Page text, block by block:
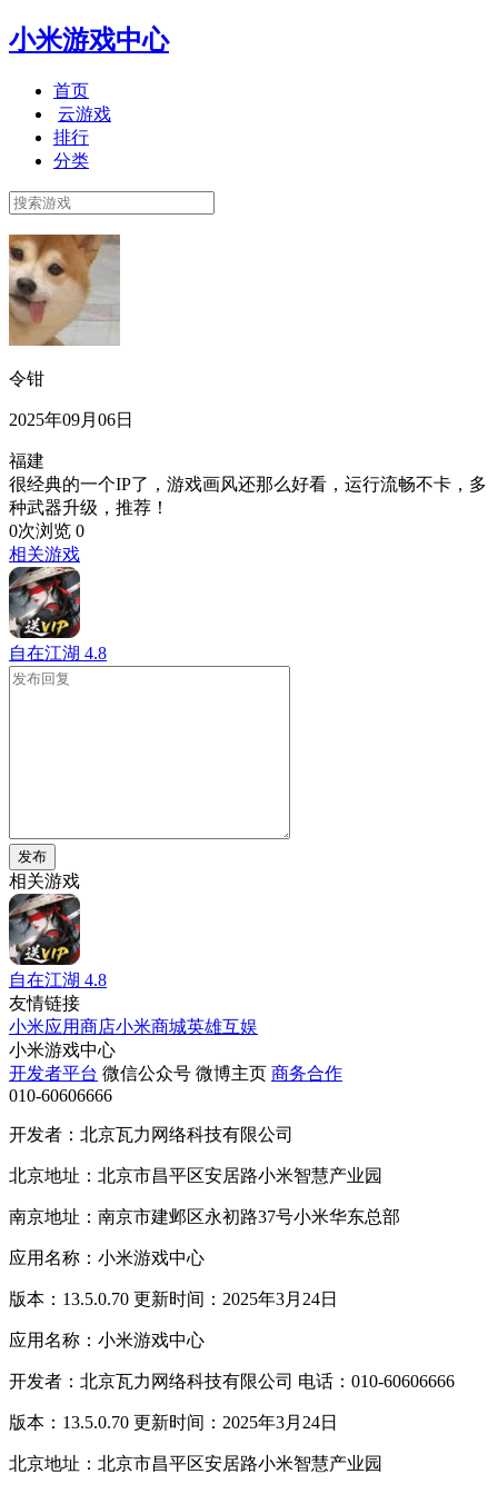
小米游戏中心
首页
云游戏
排行
分类
令钳
2025年09月06日
福建
很经典的一个IP了，游戏画风还那么好看，运行流畅不卡，多
种武器升级，推荐！
0次浏览 0
相关游戏
自在江湖 4.8
发布
相关游戏
自在江湖 4.8
友情链接
小米应用商店小米商城英雄互娱
小米游戏中心
开发者平台 微信公众号 微博主页 商务合作
010-60606666
开发者：北京瓦力网络科技有限公司
北京地址：北京市昌平区安居路小米智慧产业园
南京地址：南京市建邺区永初路37号小米华东总部
应用名称：小米游戏中心
版本：13.5.0.70 更新时间：2025年3月24日
应用名称：小米游戏中心
开发者：北京瓦力网络科技有限公司 电话：010-60606666
版本：13.5.0.70 更新时间：2025年3月24日
北京地址：北京市昌平区安居路小米智慧产业园